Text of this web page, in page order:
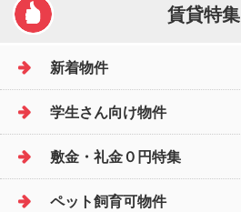
賃貸特集
新着物件
学生さん向け物件
敷金・礼金０円特集
ペット飼育可物件